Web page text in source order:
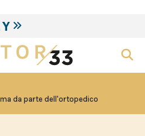
da parte dell'ortopedico